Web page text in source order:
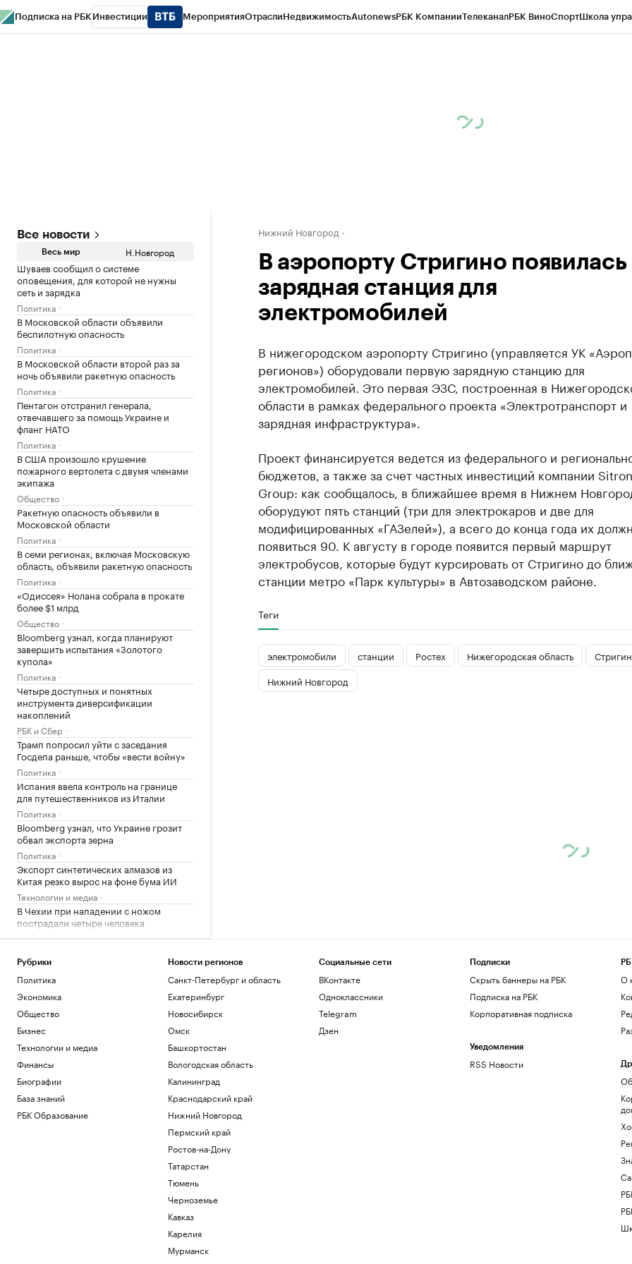
Подписка на РБК Инвестиции МероприятияОтраслиНедвижимостьAutonewsРБК КомпанииТелеканалРБК ВиноСпортШкола
Все новости
Весь мир Н.Новгород
Шуваев сообщил о системе
оповещения, для которой не нужны
сеть и зарядка
Политика
В Московской области объявили
беспилотную опасность
Политика
В Московской области второй раз за
ночь объявили ракетную опасность
Политика
Пентагон отстранил генерала,
отвечавшего за помощь Украине и
фланг НАТО
Политика
В США произошло крушение
пожарного вертолета с двумя членами
экипажа
Общество
Ракетную опасность объявили в
Московской области
Политика
В семи регионах, включая Московскую
область, объявили ракетную опасность
Политика
«Одиссея» Нолана собрала в прокате
более $1 млрд
Общество
Bloomberg узнал, когда планируют
завершить испытания «Золотого
купола»
Политика
Четыре доступных и понятных
инструмента диверсификации
накоплений
РБК и Сбер
Трамп попросил уйти с заседания
Госдепа раньше, чтобы «вести войну»
Политика
Испания ввела контроль на границе
для путешественников из Италии
Политика
Bloomberg узнал, что Украине грозит
обвал экспорта зерна
Политика
Экспорт синтетических алмазов из
Китая резко вырос на фоне бума ИИ
Технологии и медиа
В Чехии при нападении с ножом
пострадали четыре человека
Общество
вероятной любовнице Инфантино
Спорт
Ученые оценили риски от созданных с
Общество
«Ноев ковчег»: почему в восточной
Арктике эволюция шла непрерывно
РБК и УК Первая
Сооснователь Wikipedia назвал ее
рупором пропаганды под эгидой ЦРУ
Технологии и медиа
Зеленский встретился с президентом
Нижний Новгород
В аэропорту Стригино появилась
зарядная станция для
электромобилей
В нижегородском аэропорту Стригино (управляется УК
регионов») оборудовали первую зарядную станцию для
электромобилей. Это первая ЭЗС, построенная в
области в рамках федерального проекта «Электротранспорт и
зарядная инфраструктура».
Проект финансируется ведется из федерального и
бюджетов, а также за счет частных инвестиций компании
Group: как сообщалось, в ближайшее время в Нижнем
оборудуют пять станций (три для электрокаров и две для
модифицированных «ГАЗелей»), а всего до конца года их
появиться 90. К августу в городе появится первый маршрут
электробусов, которые будут курсировать от Стригино до
станции метро «Парк культуры» в Автозаводском районе.
Теги
электромобили станции Ростех Нижегородская область
Нижний Новгород
Рубрики
Политика
Экономика
Общество
Бизнес
Технологии и медиа
Финансы
Биографии
База знаний
РБК Образование
Новости регионов
Санкт-Петербург и область
Екатеринбург
Новосибирск
Омск
Башкортостан
Вологодская область
Калининград
Краснодарский край
Нижний Новгород
Пермский край
Ростов-на-Дону
Татарстан
Тюмень
Черноземье
Кавказ
Карелия
Мурманск
Социальные сети
ВКонтакте
Одноклассники
Telegram
Дзен
Подписки
Скрыть баннеры на РБК
Подписка на РБК
Корпоративная подписка
Уведомления
RSS Новости
О